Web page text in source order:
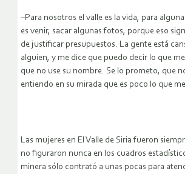
–Para nosotros el valle es la vida, para
es venir, sacar algunas fotos, porque eso
de justificar presupuestos. La gente está
alguien, y me dice que puedo decir lo que
que no use su nombre. Se lo prometo, que
entiendo en su mirada que es poco lo que
Las mujeres en El Valle de Siria fueron
no figuraron nunca en los cuadros
minera sólo contrató a unas pocas para